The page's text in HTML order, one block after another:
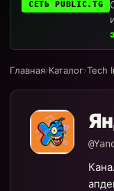
СЕТЬ PUBLIC.TG
Главная›Каталог›Tech